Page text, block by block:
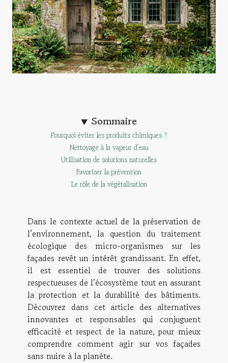
Sommaire
Pourquoi éviter les produits chimiques ?
Nettoyage à la vapeur d’eau
Utilisation de solutions naturelles
Favoriser la prévention
Le rôle de la végétalisation
Dans le contexte actuel de la préservation de
l’environnement, la question du traitement
écologique des micro-organismes sur les
façades revêt un intérêt grandissant. En effet,
il est essentiel de trouver des solutions
respectueuses de l’écosystème tout en assurant
la protection et la durabilité des bâtiments.
Découvrez dans cet article des alternatives
innovantes et responsables qui conjuguent
efficacité et respect de la nature, pour mieux
comprendre comment agir sur vos façades
sans nuire à la planète.